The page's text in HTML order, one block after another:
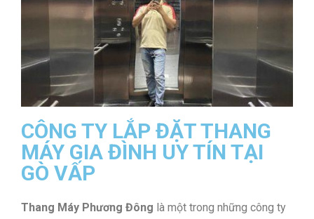
CÔNG TY LẮP ĐẶT THANG
MÁY GIA ĐÌNH UY TÍN TẠI
GÒ VẤP
Thang Máy Phương Đông là một trong những công ty